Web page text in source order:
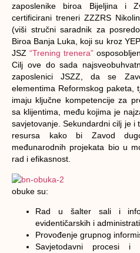
zaposlenike biroa Bijeljina i
certificirani treneri ZZZRS
(viši stručni saradnik za
Biroa Banja Luka, koji su kroz
JSZ “Trening trenera”
Cilj ove do sada
zaposlenici JSZZ, da se
elementima Reformskog paketa,
imaju ključne kompetencije za
sa klijentima, među kojima je
savjetovanje. Sekundardni cilj je i
resursa kako bi Zavod
međunarodnih projekata bio u
rad i efikasnost.
obuke su:
Rad u šalter sali i
evidentičarskih i
Provođenje grupnog
Savjetodavni procesi i